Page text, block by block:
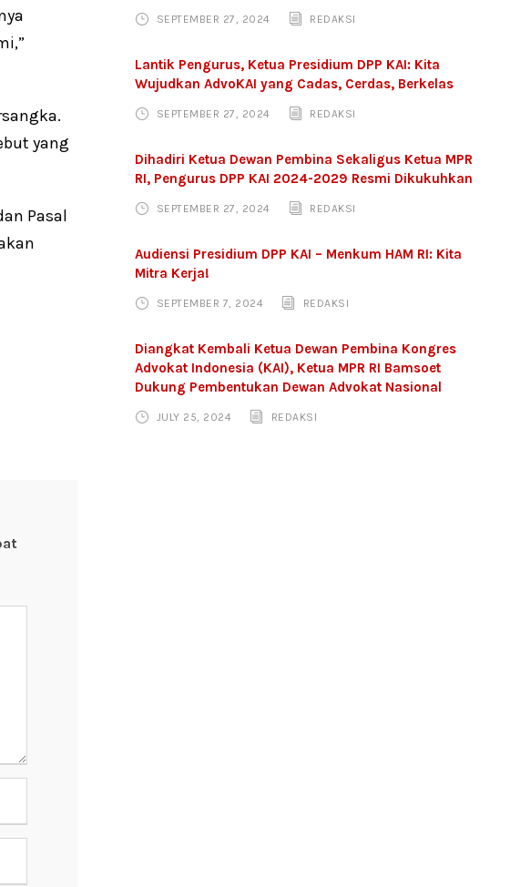
yang
Pasal
SEPTEMBER 27, 2024 REDAKSI
Lantik Pengurus, Ketua Presidium DPP KAI: Kita
Wujudkan AdvoKAI yang Cadas, Cerdas, Berkelas
SEPTEMBER 27, 2024 REDAKSI
Dihadiri Ketua Dewan Pembina Sekaligus Ketua MPR
RI, Pengurus DPP KAI 2024-2029 Resmi Dikukuhkan
SEPTEMBER 27, 2024 REDAKSI
Audiensi Presidium DPP KAI – Menkum HAM RI: Kita
Mitra Kerja!
SEPTEMBER 7, 2024 REDAKSI
Diangkat Kembali Ketua Dewan Pembina Kongres
Advokat Indonesia (KAI), Ketua MPR RI Bamsoet
Dukung Pembentukan Dewan Advokat Nasional
JULY 25, 2024 REDAKSI